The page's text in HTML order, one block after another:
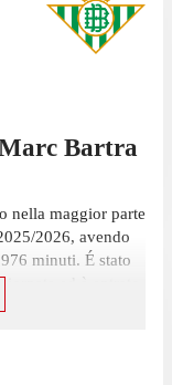
Bartra
nella maggior parte
2026, avendo
minuti. É stato
ed è entrato
in cui ha